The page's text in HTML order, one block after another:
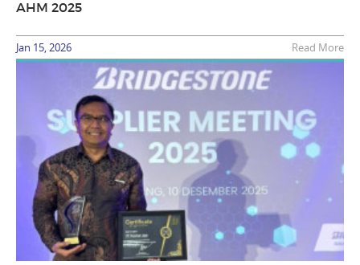
AHM 2025
Jan 15, 2026 Read More